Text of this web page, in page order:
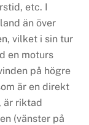
etc. I
än över
vilket i sin tur
en moturs
på högre
är en direkt
är riktad
(vänster på